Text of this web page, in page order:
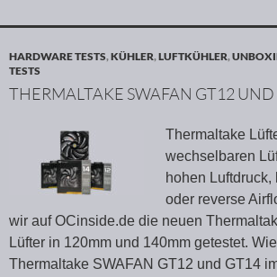
HARDWARE TESTS,KÜHLER,LUFTKÜHLER,
TESTS
THERMALTAKE SWAFAN GT12 UND
Thermaltake
wechselbaren
hohen Luftdruck,
oder reverse
wir auf OCinside.de die neuen
Lüfter in 120mm und 140mm getestet.
Thermaltake SWAFAN GT12 und GT14